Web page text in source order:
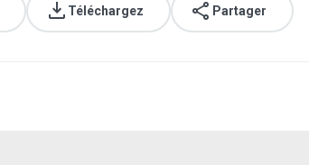
Téléchargez Partager